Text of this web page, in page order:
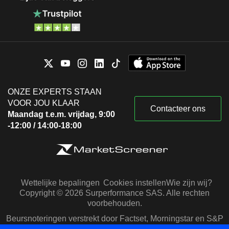
ONZE EXPERTS STAAN
VOOR JOU KLAAR
Maandag t.e.m. vrijdag, 9:00
-12:00 / 14:00-18:00
Contacteer ons
Wettelijke bepalingen Cookies instellenWie zijn wij?
Copyright © 2026 Surperformance SAS. Alle rechten
voorbehouden.
Beursnoteringen verstrekt door Factset, Morningstar en S&P